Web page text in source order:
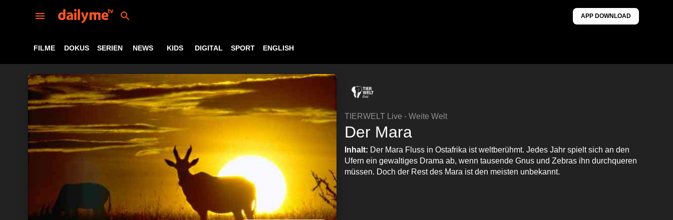
APP DOWNLOAD
FILME DOKUS SERIEN NEWS KIDS DIGITAL SPORT ENGLISH
TIERWELT Live - Weite Welt
Der Mara
Inhalt: Der Mara Fluss in Ostafrika ist weltberühmt. Jedes Jahr spielt sich an den
Ufern ein gewaltiges Drama ab, wenn tausende Gnus und Zebras ihn durchqueren
müssen. Doch der Rest des Mara ist den meisten unbekannt.